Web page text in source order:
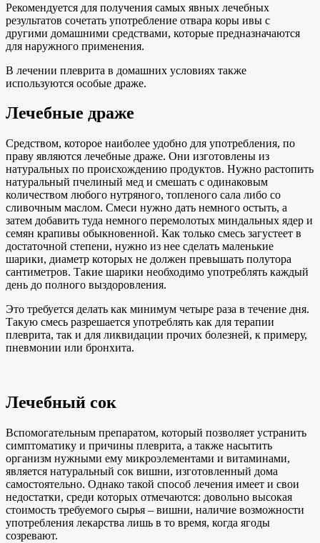
Рекомендуется для получения самых явных лечебных
результатов сочетать употребление отвара коры ивы с
другими домашними средствами, которые предназначаются
для наружного применения.
В лечении плеврита в домашних условиях также
используются особые драже.
Лечебные драже
Средством, которое наиболее удобно для употребления, по
праву являются лечебные драже. Они изготовлены из
натуральных по происхождению продуктов. Нужно растопить
натуральный пчелиный мед и смешать с одинаковым
количеством любого нутряного, топленого сала либо со
сливочным маслом. Смеси нужно дать немного остыть, а
затем добавить туда немного перемолотых миндальных ядер и
семян крапивы обыкновенной. Как только смесь загустеет в
достаточной степени, нужно из нее сделать маленькие
шарики, диаметр которых не должен превышать полутора
сантиметров. Такие шарики необходимо употреблять каждый
день до полного выздоровления.
Это требуется делать как минимум четыре раза в течение дня.
Такую смесь разрешается употреблять как для терапии
плеврита, так и для ликвидации прочих болезней, к примеру,
пневмонии или бронхита.
Лечебный сок
Вспомогательным препаратом, который позволяет устранить
симптоматику и причины плеврита, а также насытить
организм нужными ему микроэлементами и витаминами,
является натуральный сок вишни, изготовленный дома
самостоятельно. Однако такой способ лечения имеет и свои
недостатки, среди которых отмечаются: довольно высокая
стоимость требуемого сырья – вишни, наличие возможности
употребления лекарства лишь в то время, когда ягоды
созревают.